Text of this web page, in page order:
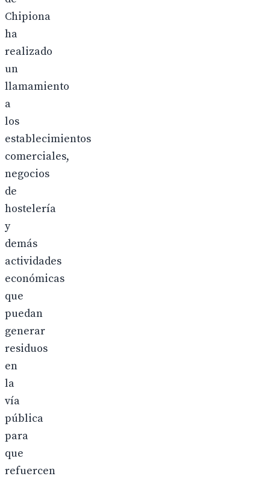
Chipiona
ha
realizado
un
llamamiento
a
los
establecimientos
comerciales,
negocios
de
hostelería
y
demás
actividades
económicas
que
puedan
generar
residuos
en
la
vía
pública
para
que
refuercen